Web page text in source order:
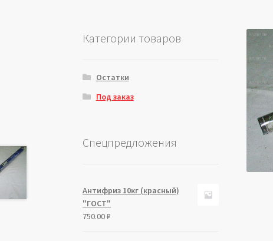
Категории товаров
Остатки
Под заказ
Спецпредложения
Антифриз 10кг (красный)
"ГОСТ"
750.00₽